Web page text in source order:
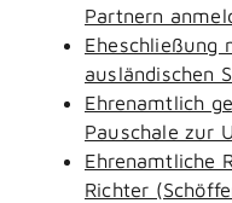
Partnern
Eheschließung
ausländischen
Ehrenamtlich
Pauschale zur
Ehrenamtliche
Richter